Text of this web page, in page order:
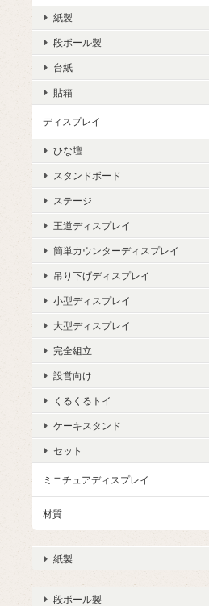
紙製
段ボール製
台紙
貼箱
ディスプレイ
ひな壇
スタンドボード
ステージ
王道ディスプレイ
簡単カウンターディスプレイ
吊り下げディスプレイ
小型ディスプレイ
大型ディスプレイ
完全組立
設営向け
くるくるトイ
ケーキスタンド
セット
ミニチュアディスプレイ
材質
紙製
段ボール製